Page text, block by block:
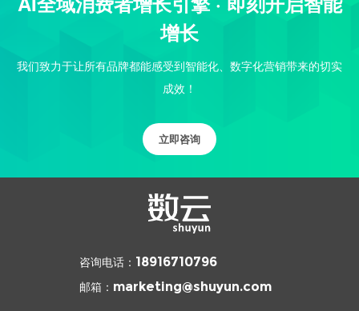
增长
我们致力于让所有品牌都能感受到智能化、数字化营销带来的切实
成效！
立即咨询
咨询电话： 18916710796
邮箱： marketing@shuyun.com